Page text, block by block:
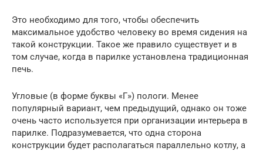
Это необходимо для того, чтобы обеспечить
максимальное удобство человеку во время сидения на
такой конструкции. Такое же правило существует и в
том случае, когда в парилке установлена традиционная
печь.
Угловые (в форме буквы «Г») пологи. Менее
популярный вариант, чем предыдущий, однако он тоже
очень часто используется при организации интерьера в
парилке. Подразумевается, что одна сторона
конструкции будет располагаться параллельно котлу, а